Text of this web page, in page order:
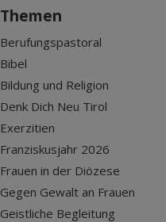
Themen
Berufungspastoral
Bibel
Bildung und Religion
Denk Dich Neu Tirol
Exerzitien
Franziskusjahr 2026
Frauen in der Diözese
Gegen Gewalt an Frauen
Geistliche Begleitung